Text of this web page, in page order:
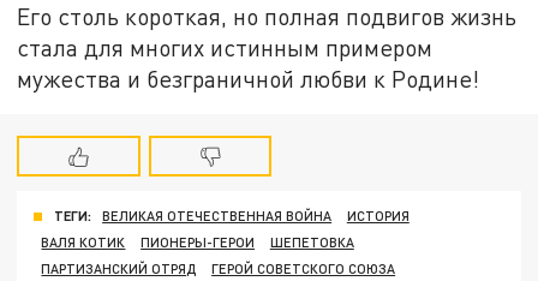
Его столь короткая, но полная подвигов жизнь
стала для многих истинным примером
мужества и безграничной любви к Родине!
ТЕГИ: ВЕЛИКАЯ ОТЕЧЕСТВЕННАЯ ВОЙНА
ИСТОРИЯ
ВАЛЯ КОТИК
ПИОНЕРЫ-ГЕРОИ
ШЕПЕТОВКА
ПАРТИЗАНСКИЙ ОТРЯД
ГЕРОЙ СОВЕТСКОГО СОЮЗА